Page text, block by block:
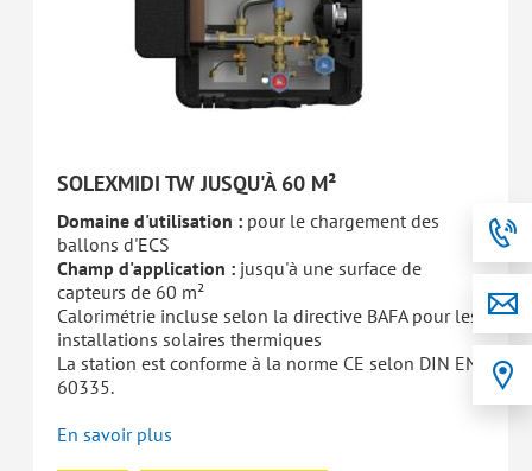
SOLEXMIDI TW JUSQU'À 60 M²
Domaine d'utilisation : pour le chargement des
ballons d'ECS
Champ d'application : jusqu'à une surface de
capteurs de 60 m²
Calorimétrie incluse selon la directive BAFA pour les
installations solaires thermiques
La station est conforme à la norme CE selon DIN EN
60335.
En savoir plus